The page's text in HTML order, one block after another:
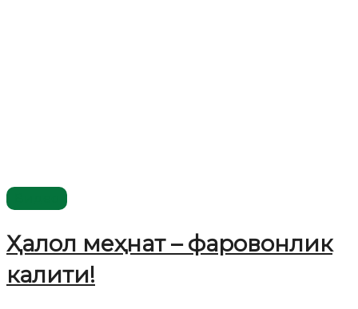
Ҳалол меҳнат – фаровонлик
калити!